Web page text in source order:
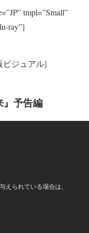
tmpl=”Small”
ray”]
ビジュアル]
』予告編